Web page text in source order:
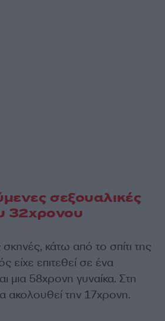
σεξουαλικές
32χρονου
κάτω από το σπίτι της
είχε επιτεθεί σε ένα
μια 58χρονη γυναίκα. Στη
ακολουθεί την 17χρονη.